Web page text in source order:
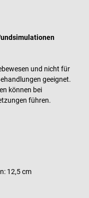
und nicht für
geeignet.
können bei
führen.
12,5 cm